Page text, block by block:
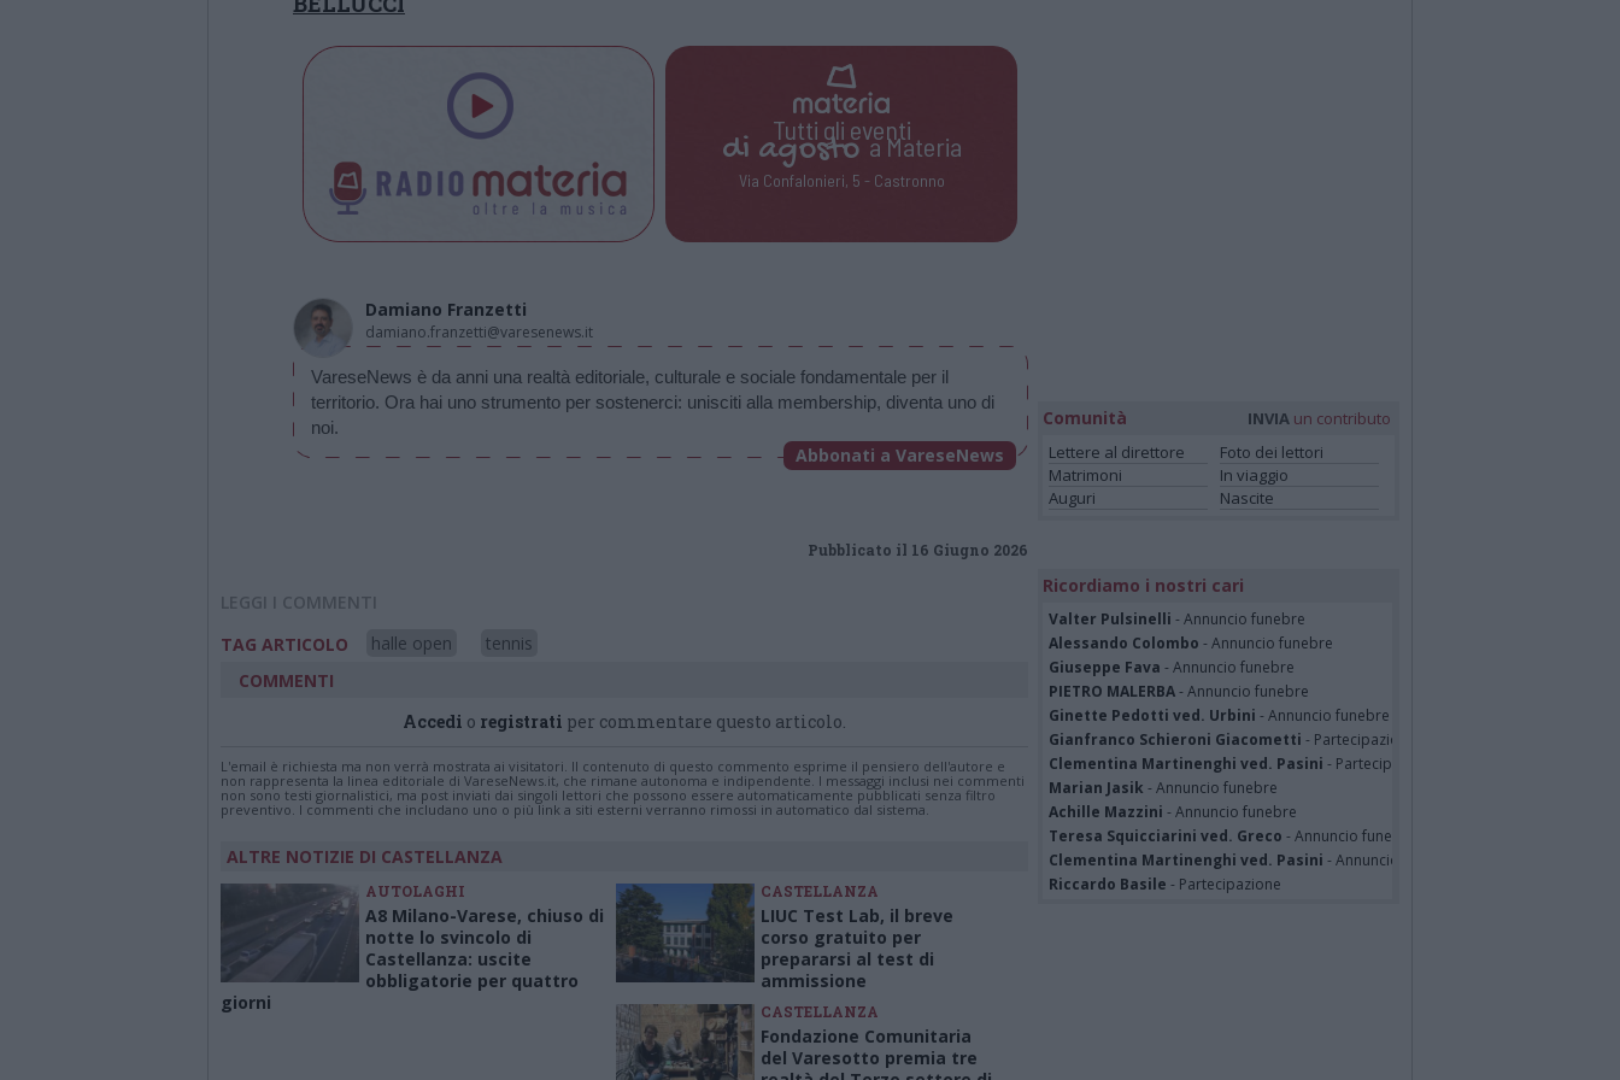
Tutti gli eventi
di agostoa Materia
Via Confalonieri, 5 - Castronno
Damiano Franzetti
damiano.franzetti@varesenews.it
VareseNews è da anni una realtà editoriale, culturale e sociale fondamentale per il
territorio. Ora hai uno strumento per sostenerci: unisciti alla membership, diventa uno di
noi.
Abbonati a VareseNews
Pubblicato il 16 Giugno 2026
LEGGI I COMMENTI
TAG ARTICOLO
halle open
tennis
COMMENTI
Accedi o registrati per commentare questo articolo.
L'email è richiesta ma non verrà mostrata ai visitatori. Il contenuto di questo commento esprime il pensiero dell'autore e
non rappresenta la linea editoriale di VareseNews.it, che rimane autonoma e indipendente. I messaggi inclusi nei commenti
non sono testi giornalistici, ma post inviati dai singoli lettori che possono essere automaticamente pubblicati senza filtro
preventivo. I commenti che includano uno o più link a siti esterni verranno rimossi in automatico dal sistema.
ALTRE NOTIZIE DI CASTELLANZA
AUTOLAGHI
A8 Milano-Varese, chiuso di
notte lo svincolo di
Castellanza: uscite
obbligatorie per quattro
giorni
CASTELLANZA
LIUC Test Lab, il breve
corso gratuito per
prepararsi al test di
ammissione
CASTELLANZA
Fondazione Comunitaria
del Varesotto premia tre
Comunità INVIA un contributo
Lettere al direttore
Foto dei lettori
Matrimoni
In viaggio
Auguri
Nascite
Ricordiamo i nostri cari
Valter Pulsinelli - Annuncio funebre
Alessando Colombo - Annuncio funebre
Giuseppe Fava - Annuncio funebre
PIETRO MALERBA- Annuncio funebre
Ginette Pedotti ved. Urbini - Annuncio funebre
Gianfranco Schieroni Giacometti - Partecipazione
Clementina Martinenghi ved. Pasini - Partecipazione
Marian Jasik - Annuncio funebre
Achille Mazzini - Annuncio funebre
Teresa Squicciarini ved. Greco - Annuncio funebre
Clementina Martinenghi ved. Pasini - Annuncio funebre
Riccardo Basile - Partecipazione